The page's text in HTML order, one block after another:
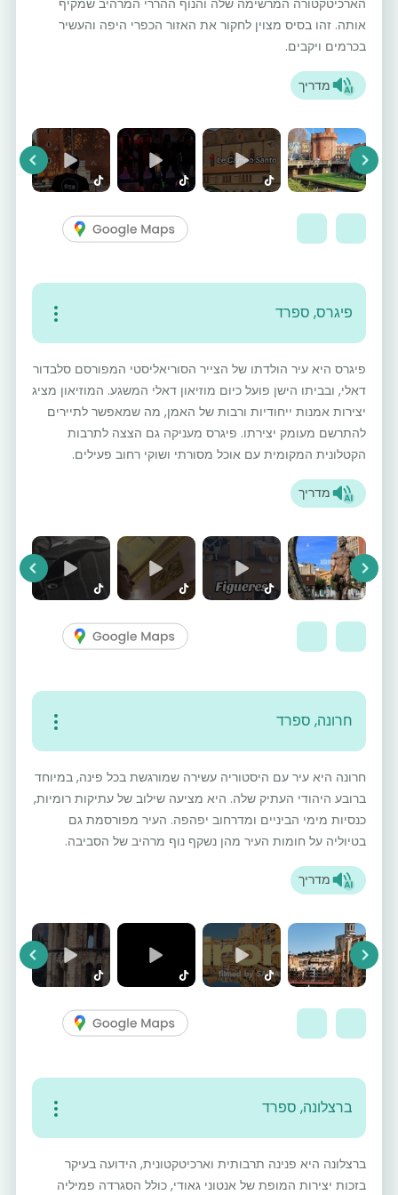
הארכיטקטורה המרשימה שלה והנוף ההררי המרהיב שמקיף
אותה. זהו בסיס מצוין לחקור את האזור הכפרי היפה והעשיר
בכרמים ויקבים.
מדריך
Next
פיגרס, ספרד
פיגרס היא עיר הולדתו של הצייר הסוריאליסטי המפורסם סלבדור
דאלי, ובביתו הישן פועל כיום מוזיאון דאלי המשגע. המוזיאון מציג
יצירות אמנות ייחודיות ורבות של האמן, מה שמאפשר לתיירים
להתרשם מעומק יצירתו. פיגרס מעניקה גם הצצה לתרבות
הקטלונית המקומית עם אוכל מסורתי ושוקי רחוב פעילים.
מדריך
Next
חרונה, ספרד
חרונה היא עיר עם היסטוריה עשירה שמורגשת בכל פינה, במיוחד
ברובע היהודי העתיק שלה. היא מציעה שילוב של עתיקות רומיות,
כנסיות מימי הביניים ומדרחוב יפהפה. העיר מפורסמת גם
בטיוליה על חומות העיר מהן נשקף נוף מרהיב של הסביבה.
מדריך
Next
ברצלונה, ספרד
ברצלונה היא פנינה תרבותית וארכיטקטונית, הידועה בעיקר
בזכות יצירות המופת של אנטוני גאודי, כולל הסגרדה פמיליה